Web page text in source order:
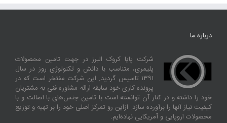
درباره ما
شرکت پایا کروک البرز در جهت تامین محصولات
پلیمری، متناسب با دانش و تکنولوژی روز در سال
۱۳۹۱ تاسیس گردید. این شرکت مفتخر است که در
پرونده کاری خود سابقه ارائه مشاوره فنی به مشتریان
خود را داشته و در کنار آن توانسته‌ است با تامین جنس‌های با اصالت و با
کیفیت نیاز آنها را برآورده سازد. ازاین‌ رو تمرکز اصلی خود را بر تهیه و توزیع
محصولات اروپایی و آمریکایی نهاده‌ایم.